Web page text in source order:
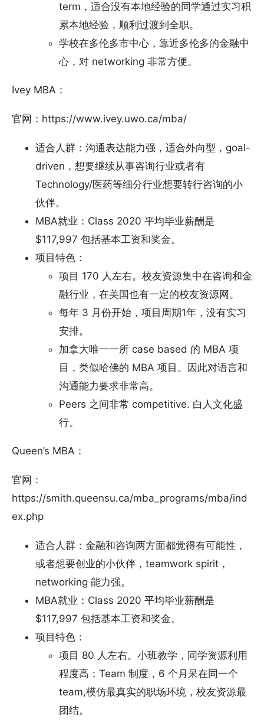
term，适合没有本地经验的同学通过实习积
累本地经验，顺利过渡到全职。
学校在多伦多市中心，靠近多伦多的金融中
心，对 networking 非常方便。
Ivey MBA：
官网：https://www.ivey.uwo.ca/mba/
适合人群：沟通表达能力强，适合外向型，goal-
driven，想要继续从事咨询行业或者有
Technology/医药等细分行业想要转行咨询的小
伙伴。
MBA就业：Class 2020 平均毕业薪酬是
$117,997 包括基本工资和奖金。
项目特色：
项目 170 人左右。校友资源集中在咨询和金
融行业，在美国也有一定的校友资源网。
每年 3 月份开始，项目周期1年，没有实习
安排。
加拿大唯一一所 case based 的 MBA 项
目，类似哈佛的 MBA 项目。因此对语言和
沟通能力要求非常高。
Peers 之间非常 competitive. 白人文化盛
行。
Queen’s MBA：
官网：
https://smith.queensu.ca/mba_programs/mba/ind
ex.php
适合人群：金融和咨询两方面都觉得有可能性，
或者想要创业的小伙伴，teamwork spirit，
networking 能力强。
MBA就业：Class 2020 平均毕业薪酬是
$117,997 包括基本工资和奖金。
项目特色：
项目 80 人左右。小班教学，同学资源利用
程度高；Team 制度，6 个月呆在同一个
team,模仿最真实的职场环境，校友资源最
团结。